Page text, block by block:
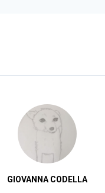
GIOVANNA CODELLA